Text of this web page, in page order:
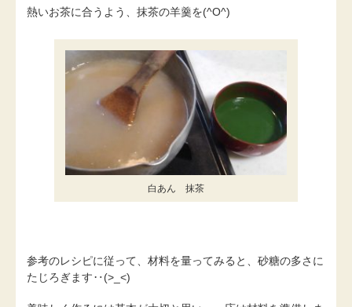
熱いお茶に合うよう、抹茶の羊羹を(^O^)
白あん 抹茶
参考のレシピに従って、材料を量ってみると、砂糖の多さに
たじろぎます‥(>_<)